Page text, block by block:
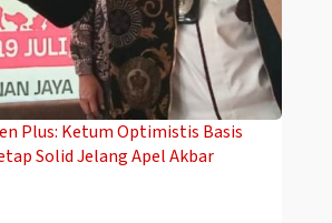
Plus: Ketum Optimistis Basis
Solid Jelang Apel Akbar